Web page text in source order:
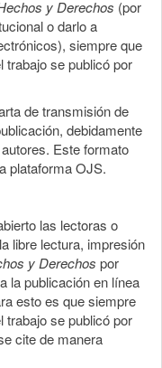
y Derechos (por
o darlo a
siempre que
trabajo se publicó por
de transmisión de
debidamente
Este formato
plataforma OJS.
las lectoras o
libre lectura, impresión
y Derechos por
la publicación en línea
esto es que siempre
trabajo se publicó por
cite de manera